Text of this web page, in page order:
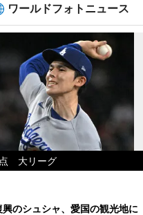
ワールドフォトニュース
大リーグ
興のシュシャ、愛国の観光地に